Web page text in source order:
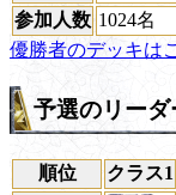
参加人数 1024名
優勝者のデッキは
予選のリー
順位 クラス1